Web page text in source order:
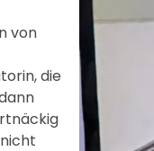
von
die